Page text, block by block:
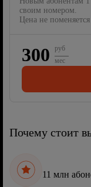
своим номером.
Цена не
300
руб
мес
Почему стоит
11 млн